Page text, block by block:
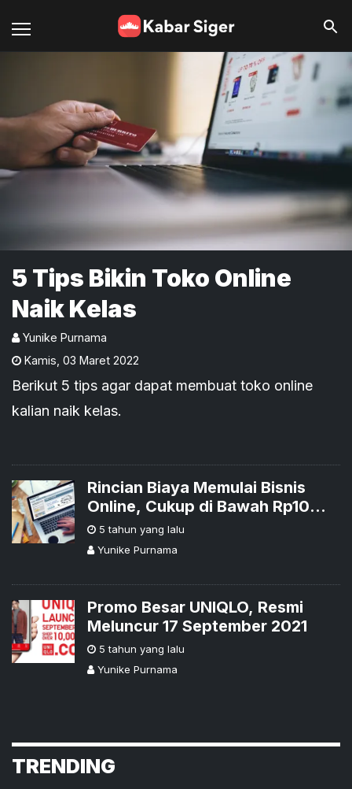
5 Tips Bikin Toko Online
Naik Kelas
Yunike Purnama
Kamis 03 Maret 2022
Berikut 5 tips agar dapat membuat toko online
kalian naik kelas.
Rincian Biaya Memulai Bisnis
Online, Cukup di Bawah Rp10
Juta
5 tahun yang lalu
Yunike Purnama
Promo Besar UNIQLO, Resmi
Meluncur 17 September 2021
5 tahun yang lalu
Yunike Purnama
TRENDING